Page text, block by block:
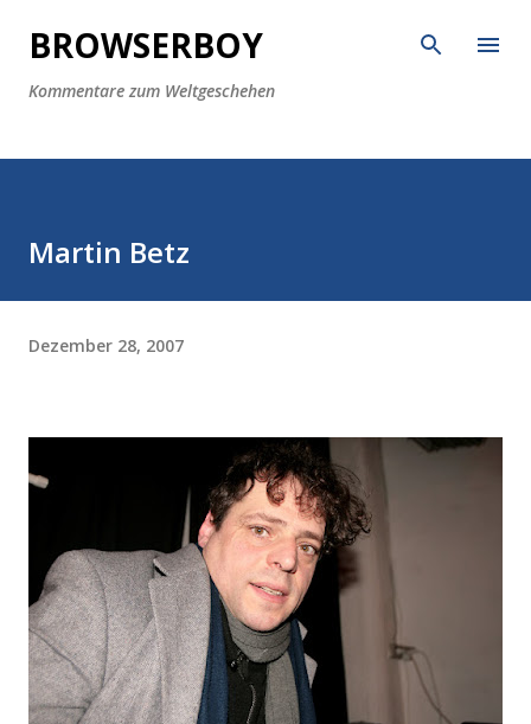
Direkt zum Hauptbereich
BROWSERBOY
Kommentare zum Weltgeschehen
Martin Betz
Dezember 28, 2007